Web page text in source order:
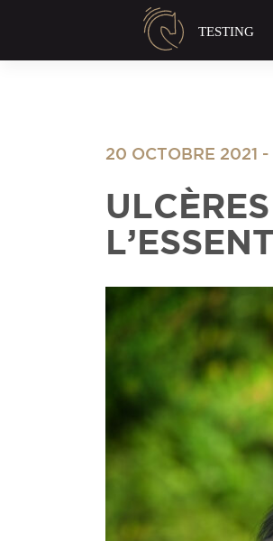
TESTING
20 OCTOBRE 2021 -
Panneau de gestion des cookies